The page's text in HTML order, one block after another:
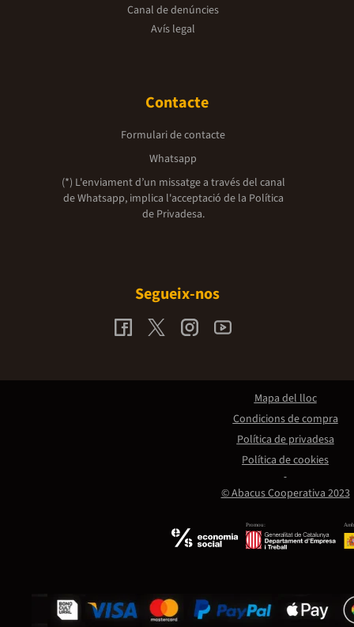
Canal de denúncies
Avís legal
Contacte
Formulari de contacte
Whatsapp
(*) L'enviament d’un missatge a través del canal
de Whatsapp, implica l'acceptació de la Política
de Privadesa.
Segueix-nos
Promou:
© Abacus Cooperativa 2023
Mapa del lloc
Condicions de compra
Política de privadesa
Política de cookies